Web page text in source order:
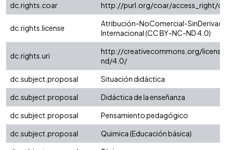
dc.rights.coar
http://purl.org/coar/access_right/
dc.rights.license
Atribución-NoComercial-
Internacional (CC BY-NC-ND 4.0)
dc.rights.uri
http://creativecommons.org/
nd/4.0/
dc.subject.proposal
Situación didáctica
dc.subject.proposal
Didáctica de la enseñanza
dc.subject.proposal
Pensamiento pedagógico
dc.subject.proposal
Quimica (Educación básica)